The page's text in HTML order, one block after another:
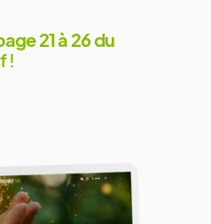
21 à 26 du
!